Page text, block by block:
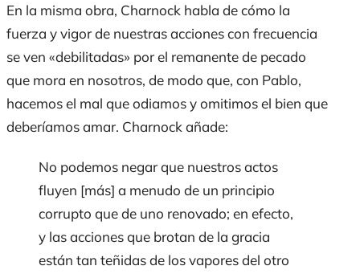
En la misma obra, Charnock habla de cómo la
fuerza y vigor de nuestras acciones con frecuencia
se ven «debilitadas» por el remanente de pecado
que mora en nosotros, de modo que, con Pablo,
hacemos el mal que odiamos y omitimos el bien que
deberíamos amar. Charnock añade:
No podemos negar que nuestros actos
fluyen [más] a menudo de un principio
corrupto que de uno renovado; en efecto,
y las acciones que brotan de la gracia
están tan teñidas de los vapores del otro